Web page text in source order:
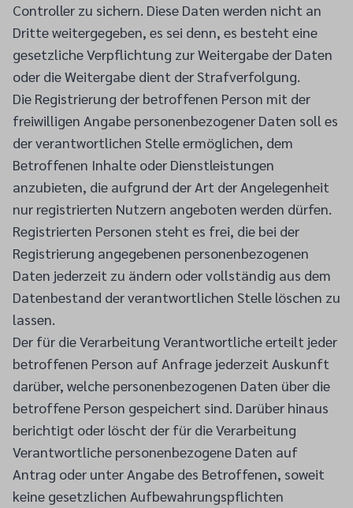
Controller zu sichern. Diese Daten werden nicht an
Dritte weitergegeben, es sei denn, es besteht eine
gesetzliche Verpflichtung zur Weitergabe der Daten
oder die Weitergabe dient der Strafverfolgung.
Die Registrierung der betroffenen Person mit der
freiwilligen Angabe personenbezogener Daten soll es
der verantwortlichen Stelle ermöglichen, dem
Betroffenen Inhalte oder Dienstleistungen
anzubieten, die aufgrund der Art der Angelegenheit
nur registrierten Nutzern angeboten werden dürfen.
Registrierten Personen steht es frei, die bei der
Registrierung angegebenen personenbezogenen
Daten jederzeit zu ändern oder vollständig aus dem
Datenbestand der verantwortlichen Stelle löschen zu
lassen.
Der für die Verarbeitung Verantwortliche erteilt jeder
betroffenen Person auf Anfrage jederzeit Auskunft
darüber, welche personenbezogenen Daten über die
betroffene Person gespeichert sind. Darüber hinaus
berichtigt oder löscht der für die Verarbeitung
Verantwortliche personenbezogene Daten auf
Antrag oder unter Angabe des Betroffenen, soweit
keine gesetzlichen Aufbewahrungspflichten